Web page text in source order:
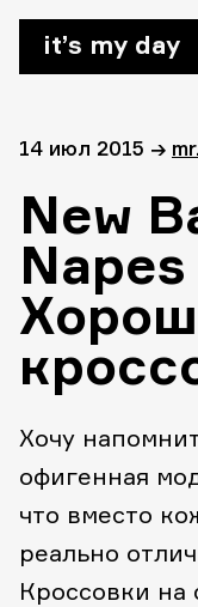
it’s my day
14 июл 2015 →
New
Хочу
офигенная
что вместо
реально
Кроссовки на